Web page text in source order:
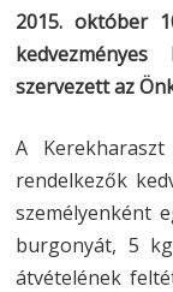
2015. október
szervezett az
A
rendelkezők
személyenként
burgonyát, 5
átvételének